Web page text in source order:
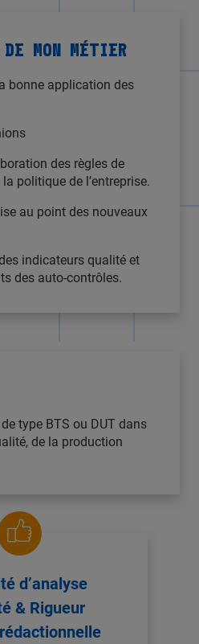
MON MÉTIER
bonne application des
des règles de
politique de l’entreprise.
au point des nouveaux
indicateurs qualité et
des auto-contrôles.
type BTS ou DUT dans
de la production
d’analyse
& Rigueur